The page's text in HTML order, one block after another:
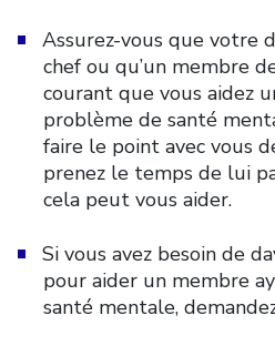
Assurez-vous que votre
chef ou qu’un membre
courant que vous aidez
problème de santé
faire le point avec vous
prenez le temps de lui
cela peut vous aider.
Si vous avez besoin de
pour aider un membre
santé mentale,